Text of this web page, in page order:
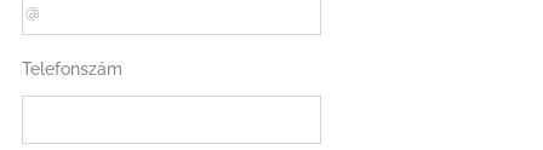
Telefonszám